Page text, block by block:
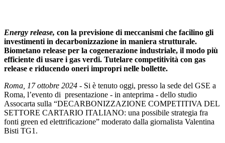
Energy release, con la previsione di meccanismi che facilino gli
investimenti in decarbonizzazione in maniera strutturale.
Biometano release per la cogenerazione industriale, il modo più
efficiente di usare i gas verdi. Tutelare competitività con gas
release e riducendo oneri impropri nelle bollette.
Roma, 17 ottobre 2024 - Si è tenuto oggi, presso la sede del GSE a
Roma, l’evento di presentazione - in anteprima - dello studio
Assocarta sulla “DECARBONIZZAZIONE COMPETITIVA DEL
SETTORE CARTARIO ITALIANO: una possibile strategia fra
fonti green ed elettrificazione” moderato dalla giornalista Valentina
Bisti TG1.